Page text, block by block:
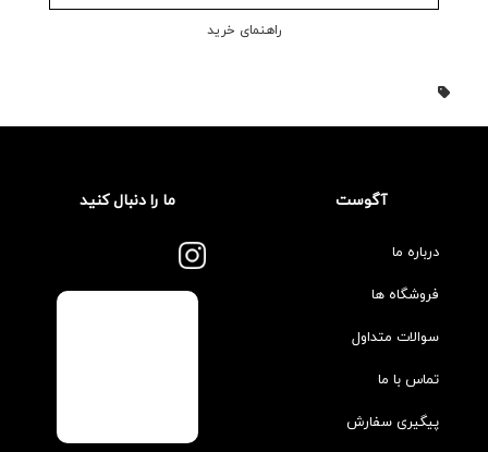
راهنمای خرید
آگوست
درباره ما
فروشگاه ها
سوالات متداول
تماس با ما
پیگیری سفارش
ما را دنبال کنید